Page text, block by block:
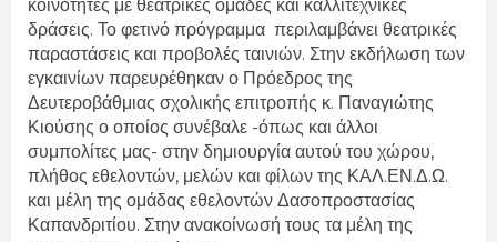
κοινότητες με θεατρικές ομάδες και καλλιτεχνικές
δράσεις. Το φετινό πρόγραμμα περιλαμβάνει θεατρικές
παραστάσεις και προβολές ταινιών. Στην εκδήλωση των
εγκαινίων παρευρέθηκαν ο Πρόεδρος της
Δευτεροβάθμιας σχολικής επιτροπής κ. Παναγιώτης
Κιούσης ο οποίος συνέβαλε -όπως και άλλοι
συμπολίτες μας- στην δημιουργία αυτού του χώρου,
πλήθος εθελοντών, μελών και φίλων της ΚΑΛ.ΕΝ.Δ.Ω.
και μέλη της ομάδας εθελοντών Δασοπροστασίας
Καπανδριτίου. Στην ανακοίνωσή τους τα μέλη της